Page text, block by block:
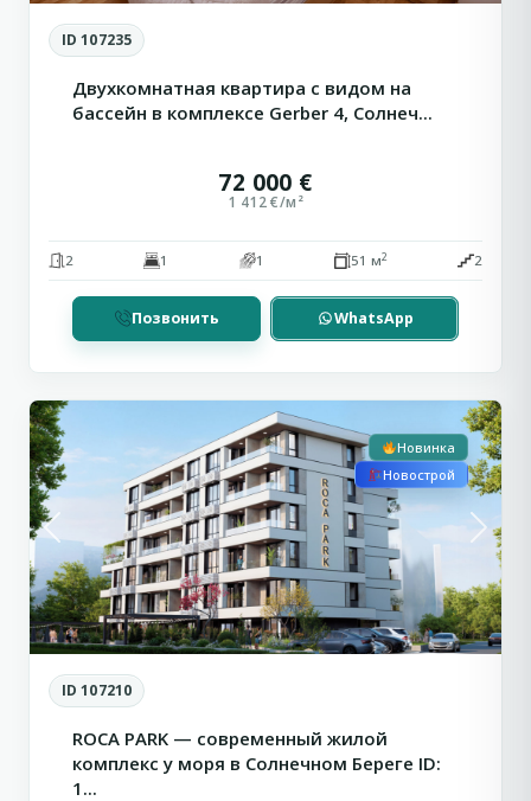
ID 107235
Двухкомнатная квартира с видом на
бассейн в комплексе Gerber 4, Солнеч...
72 000 €
1 412 €/м²
2 1 1 51 м2 2
Позвонить WhatsApp
Берег
Previous Next
Новинка
Новострой
ID 107210
ROCA PARK — современный жилой
комплекс у моря в Солнечном Береге ID:
1...